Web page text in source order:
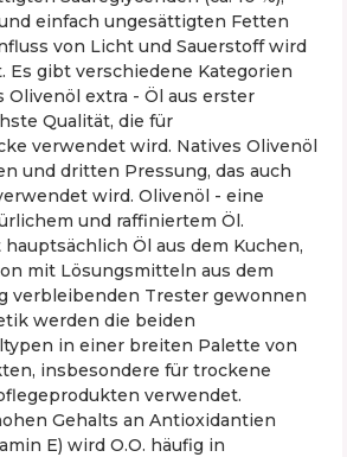
einfach ungesättigten Fetten
von Licht und Sauerstoff wird
Es gibt verschiedene Kategorien
Olivenöl extra - Öl aus erster
Qualität, die für
verwendet wird. Natives Olivenöl
und dritten Pressung, das auch
wird. Olivenöl - eine
und raffiniertem Öl.
Öl aus dem Kuchen,
mit Lösungsmitteln aus dem
verbleibenden Trester gewonnen
werden die beiden
in einer breiten Palette von
insbesondere für trockene
verwendet.
Gehalts an Antioxidantien
E) wird O.O. häufig in